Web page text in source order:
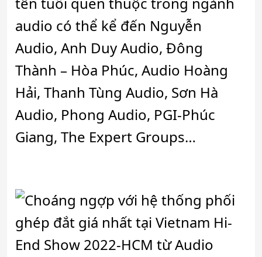
audio có thể kể đến Nguyễn
Audio, Anh Duy Audio, Đông
Thành – Hòa Phúc, Audio Hoàng
Hải, Thanh Tùng Audio, Sơn Hà
Audio, Phong Audio, PGI-Phúc
Giang, The Expert Groups…